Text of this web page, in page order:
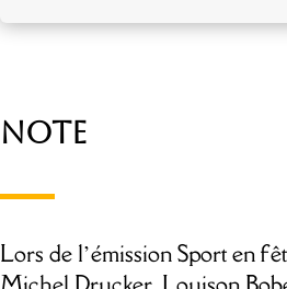
Note
Lors de l’émission Sport en